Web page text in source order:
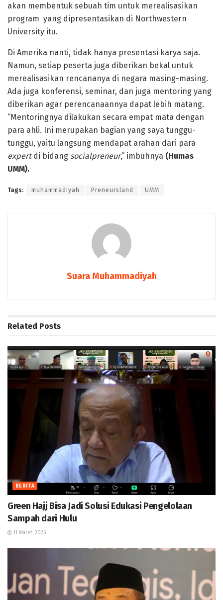
akan membentuk sebuah tim untuk merealisasikan
program yang dipresentasikan di Northwestern
University itu.
Di Amerika nanti, tidak hanya presentasi karya saja.
Namun, setiap peserta juga diberikan bekal untuk
merealisasikan rencananya di negara masing-masing.
Ada juga konferensi, seminar, dan juga mentoring yang
diberikan agar perencanaannya dapat lebih matang.
“Mentoringnya dilakukan secara empat mata dengan
para ahli. Ini merupakan bagian yang saya tunggu-
tunggu, yaitu langsung mendapat arahan dari para
expertdi bidang socialpreneur,” imbuhnya (Humas
UMM).
Tags: muhammadiyah Preneursland UMM
Suara Muhammadiyah
Related Posts
BERITA
Green Hajj Bisa Jadi Solusi Edukasi Pengelolaan
Sampah dari Hulu
11 Maret, 2026